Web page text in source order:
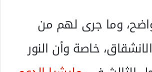
وما جرى لهم من
خاصة وأن النور